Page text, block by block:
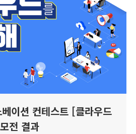
이션 컨테스트 [클라우드
전 결과